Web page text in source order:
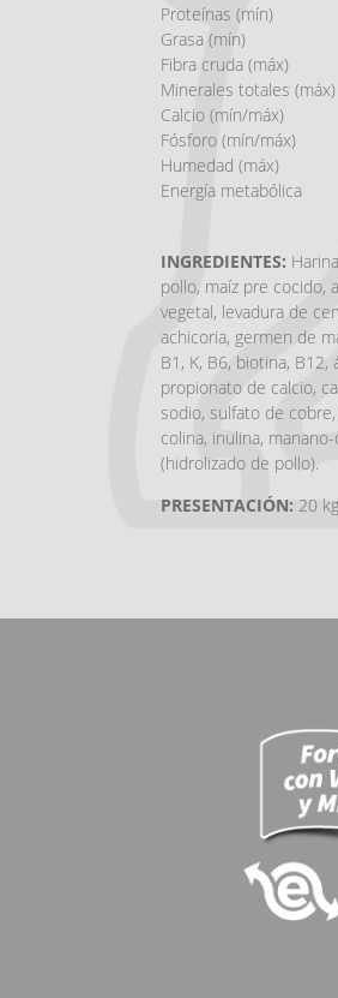
Proteínas (mín)
Grasa (mín)
Fibra cruda (máx)
Minerales totales (máx)
Calcio (mín/máx)
Fósforo (mín/máx)
Humedad (máx)
Energía metabólica
INGREDIENTES:
pollo, maíz pre cocido,
vegetal, levadura de
achicoria, germen de
B1, K, B6, biotina,
propionato de calcio,
sodio, sulfato de
colina, inulina,
(hidrolizado de pollo).
PRESENTACIÓN: 20